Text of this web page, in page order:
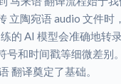
立陶宛语 audio 文件时
的 AI 模型会准确地转
号和时间戳等细微差别
翻译奠定了基础。